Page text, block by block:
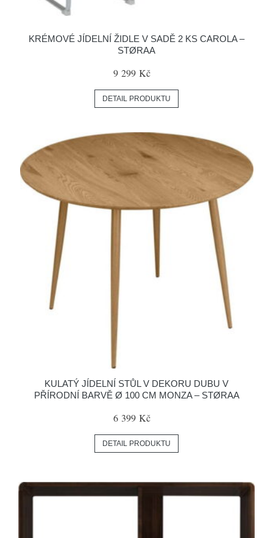
KRÉMOVÉ JÍDELNÍ ŽIDLE V SADĚ 2 KS CAROLA –
STØRAA
9 299 Kč
DETAIL PRODUKTU
KULATÝ JÍDELNÍ STŮL V DEKORU DUBU V
PŘÍRODNÍ BARVĚ Ø 100 CM MONZA – STØRAA
6 399 Kč
DETAIL PRODUKTU